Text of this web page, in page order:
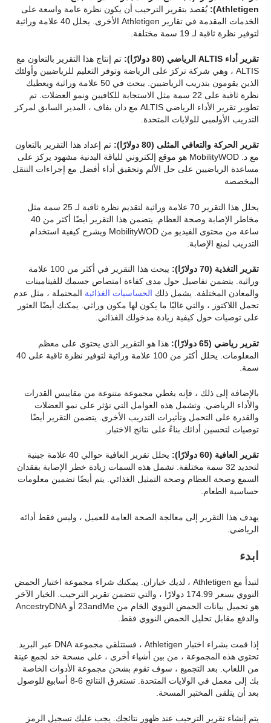
Athletigen):
يُقصد بتقرير الترحيب أن يكون نظرة عامة واسعة على
الخدمات المقدمة في تقارير Athletigen الأخرى. يحلل 40 علامة وراثية
لتوفير نظرة ثاقبة لـ 19 سمة مختلفة.
تقرير أداء ALTIS الرياضي (80 دولارًا):
تم إنتاج هذا التقرير بالتعاون مع
ALTIS ، وهي شركة تركز على الرياضة وتوفر التعليم للرياضيين وأولئك
الذين يقومون بتدريب الرياضيين. يبحث في 50 علامة وراثية ويعطيك
نظرة ثاقبة على 22 سمة مثل الاستجابة للكافيين ونمو العضلات. تم
تطوير تقرير الأداء الرياضي ALTIS مع دان بفاف ، المدير السابق لمركز
التدريب الأولمبي للولايات المتحدة.
تقرير الحركة والتعافي المثلى (80 دولارًا):
تم إعداد هذا التقرير بالتعاون
مع د. MobilityWOD هو موقع إلكتروني للياقة البدنية مشهود يركز على
مساعدة الرياضيين على حل الألم وتحقيق أداء أفضل مع إجراءات التنقل
المخصصة
يحلل هذا التقرير 70 علامة وراثية لتقديم نظرة ثاقبة لـ 25 سمة مثل
مخاطر الإصابة وصحة العظام. يتضمن هذا التقرير أيضًا أكثر من 40
ساعة من محتوى الفيديو من MobilityWOD ويشرح كيفية استخدام
التدريب لمنع الإصابة.
تقرير التغذية (70 دولارًا):
يبحث هذا التقرير في أكثر من 100 علامة
وراثية. يتضمن تفاصيل حول مدى كفاءة امتصاص جسمك للفيتامينات
والمعادن المختلفة. يشمل ذلك الحساسيات الغذائية المحتملة ، مثل عدم
تحمل اللاكتوز ، والتي غالبًا ما يكون لها مكون وراثي. يمكنك أيضًا العثور
على توصيات حول كيفية زيادة مدخولك الغذائي.
تقرير رياضي (65 دولارًا):
هذا هو التقرير الذي يحتوي على معظم
المعلومات. يحلل أكثر من 100 علامة وراثية لتوفير نظرة ثاقبة على 40
سمة.
بالإضافة إلى ذلك ، فإنه يغطي مجموعة متنوعة من مقاييس القدرات
والأداء الرياضي. وتشمل هذه العوامل التي تؤثر على نمو العضلات
والقدرة على التحمل وتأثيرات التدريب الأخرى. يتضمن التقرير أيضًا
توصيات لتحسين أدائك بناءً على نتائج الاختبار.
تقرير العافية (60 دولارًا):
يحلل تقرير العافية حوالي 40 علامة جينية
لتحديد 32 سمة مختلفة. تشمل هذه السمات زيادة خطر الإصابة بفقدان
السمع وصحة العظام وصحة التمثيل الغذائي. يتم أيضًا تضمين معلومات
حساسية الطعام.
يهدف هذا التقرير إلى معالجة الصحة العامة للعميل ، وليس فقط أدائه
الرياضي.
ابدء
لتبدأ مع Athletigen ، لديك خياران. يمكنك شراء مجموعة اختبار الحمض
النووي بسعر 174.99 دولارًا ، والتي تتضمن تقرير الترحيب. الخيار الآخر
هو تحميل بيانات الحمض النووي الخام من 23andMe أو AncestryDNA
والدفع مقابل تحليل الحمض النووي فقط.
إذا قمت بشراء اختبار Athletigen ، فستتلقى مجموعة DNA عبر البريد.
تحتوي هذه المجموعة ، من بين أشياء أخرى ، على مسحة خد لجمع عينة
من اللعاب. بعد التجميع ، سوف تقوم بشحن مجموعة الأدوات الخاصة
بك إلى معمل في الولايات المتحدة. تستغرق النتائج 6-8 أسابيع للوصول
بعد أن يتلقى المختبر المسحة.
يتم إنشاء تقرير الترحيب عند ظهور نتائجك. يجب عليك تسجيل الرمز